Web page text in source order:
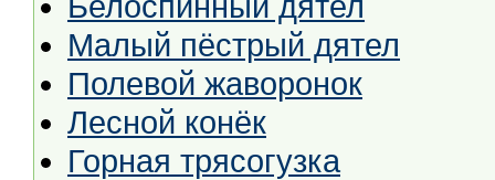
Малый пёстрый дятел
Полевой жаворонок
Лесной конёк
Горная трясогузка